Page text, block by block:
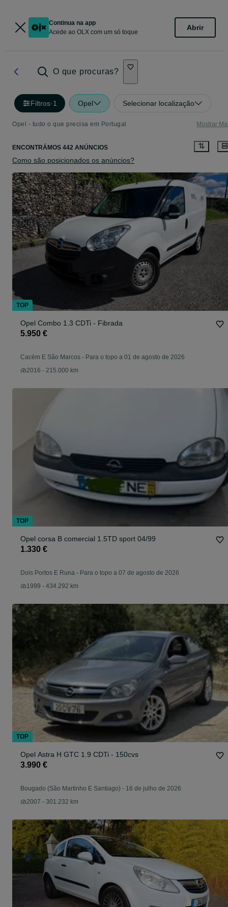
Continua na app
Acede ao OLX com um só toque
Abrir
O que procuras?
Filtros·1 Opel Selecionar localização
Opel - tudo o que precisa em Portugal Mostrar
ENCONTRÁMOS 442 ANÚNCIOS
Como são posicionados os anúncios?
Opel Combo 1.3 CDTi - Fibrada
5.950 €
Cacém E São Marcos - Para o topo a 01 de agosto de 2026
2016 - 215.000 km
Opel corsa B comercial 1.5TD sport 04/99
1.330 €
Dois Portos E Runa - Para o topo a 07 de agosto de 2026
1999 - 434.292 km
Opel Astra H GTC 1.9 CDTi - 150cvs
3.990 €
Bougado (São Martinho E Santiago) - 16 de julho de 2026
2007 - 301.232 km
TOP
TOP
TOP